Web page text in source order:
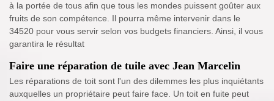
à la portée de tous afin que tous les mondes puissent goûter aux
fruits de son compétence. Il pourra même intervenir dans le
34520 pour vous servir selon vos budgets financiers. Ainsi, il vous
garantira le résultat
Faire une réparation de tuile avec Jean Marcelin
Les réparations de toit sont l'un des dilemmes les plus inquiétants
auxquelles un propriétaire peut faire face. Un toit en fuite peut